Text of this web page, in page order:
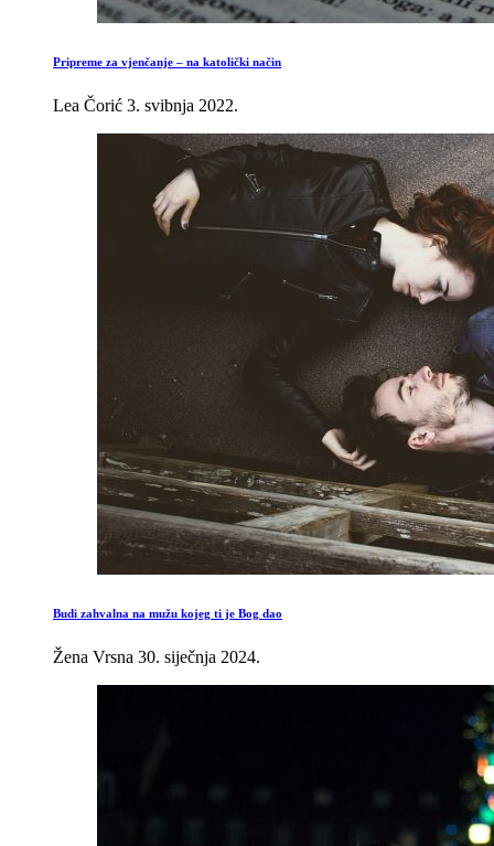
Pripreme za vjenčanje – na katolički način
Lea Čorić 3. svibnja 2022.
Budi zahvalna na mužu kojeg ti je Bog dao
Žena Vrsna 30. siječnja 2024.